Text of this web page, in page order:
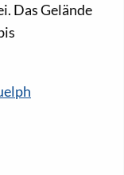
Das Gelände